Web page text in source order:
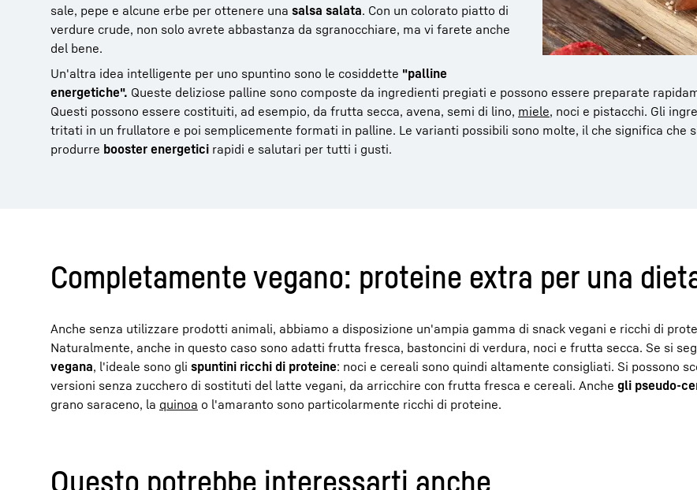
sale, pepe e alcune erbe per ottenere una salsa salata. Con un colorato piatto di
verdure crude, non solo avrete abbastanza da sgranocchiare, ma vi farete anche
del bene.
Un'altra idea intelligente per uno spuntino sono le cosiddette "palline
energetiche". Queste deliziose palline sono composte da ingredienti pregiati e possono essere preparate
Questi possono essere costituiti, ad esempio, da frutta secca, avena, semi di lino, miele, noci e pistacchi. Gli
tritati in un frullatore e poi semplicemente formati in palline. Le varianti possibili sono molte, il che significa che
produrre booster energetici rapidi e salutari per tutti i gusti.
Completamente vegano: proteine extra per una
Anche senza utilizzare prodotti animali, abbiamo a disposizione un'ampia gamma di snack vegani e ricchi di
Naturalmente, anche in questo caso sono adatti frutta fresca, bastoncini di verdura, noci e frutta secca. Se si
vegana, l'ideale sono gli spuntini ricchi di proteine: noci e cereali sono quindi altamente consigliati. Si possono
versioni senza zucchero di sostituti del latte vegani, da arricchire con frutta fresca e cereali. Anche gli pseudo-
grano saraceno, la quinoa o l'amaranto sono particolarmente ricchi di proteine.
Questo potrebbe interessarti anche